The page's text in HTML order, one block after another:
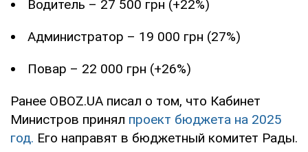
Водитель – 27 500 грн (+22%)
Администратор – 19 000 грн (27%)
Повар – 22 000 грн (+26%)
Ранее OBOZ.UA писал о том, что Кабинет
Министров принял проект бюджета на 2025
год. Его направят в бюджетный комитет Рады.